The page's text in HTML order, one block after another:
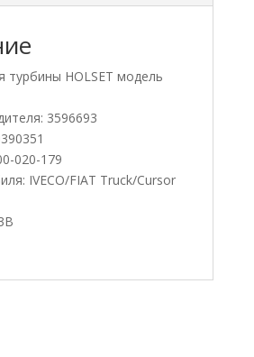
турбины HOLSET модель
3596693
020-179
IVECO/FIAT Truck/Cursor